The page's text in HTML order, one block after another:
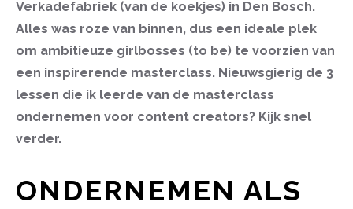
Verkadefabriek (van de koekjes) in Den Bosch.
Alles was roze van binnen, dus een ideale plek
om ambitieuze girlbosses (to be) te voorzien van
een inspirerende masterclass. Nieuwsgierig de 3
lessen die ik leerde van de masterclass
ondernemen voor content creators? Kijk snel
verder.
ONDERNEMEN ALS